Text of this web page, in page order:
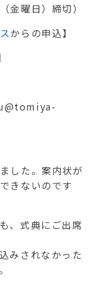
曜日）締切）
からの申込】
した。案内状が
きないのです
、式典にご出席
されなかった